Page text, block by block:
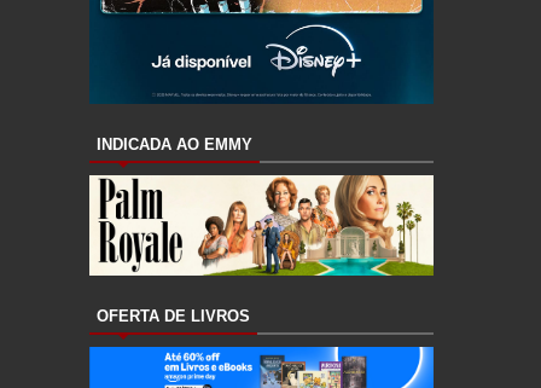
INDICADA AO EMMY
OFERTA DE LIVROS